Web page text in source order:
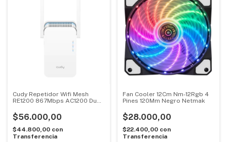
Cudy Repetidor Wifi Mesh
RE1200 867Mbps AC1200 Dual
$56.000,00
$44.800,00 con
Transferencia
Fan Cooler 12Cm Nm-12Rgb 4
Pines 120Mm Negro Netmak
$28.000,00
$22.400,00 con
Transferencia